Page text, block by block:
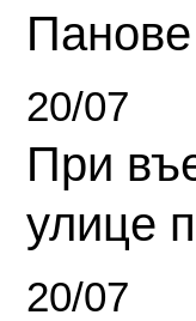
Панове
20/07
При
улице
20/07